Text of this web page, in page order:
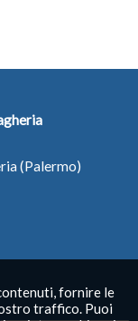
(Palermo)
fornire le
traffico. Puoi